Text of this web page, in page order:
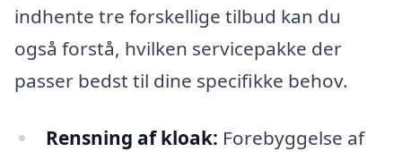
indhente tre forskellige tilbud kan du
også forstå, hvilken servicepakke der
passer bedst til dine specifikke behov.
Rensning af kloak: Forebyggelse af